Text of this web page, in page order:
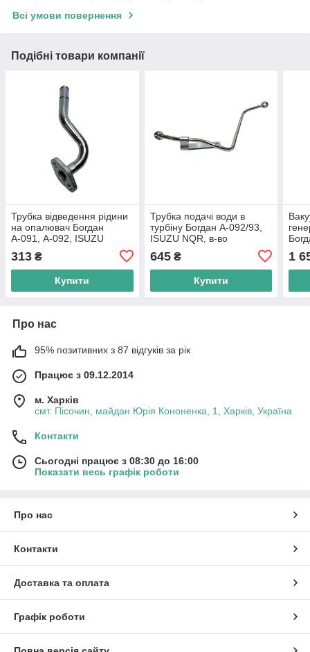
Всі умови повернення
Подібні товари компанії
Трубка відведення рідини
на опалювач Богдан
А-091, А-092, ISUZU
313 ₴
Купити
Трубка подачі води в
турбіну Богдан А-092/93,
ISUZU NQR, в-во
645₴
Купити
1
Про нас
95% позитивних з 87 відгуків за рік
Працює з 09.12.2014
м. Харків
смт. Пісочин, майдан Юрія Кононенка, 1, Харків, Україна
Контакти
Сьогодні працює з 08:30 до 16:00
Показати весь графік роботи
Про нас
Контакти
Доставка та оплата
Графік роботи